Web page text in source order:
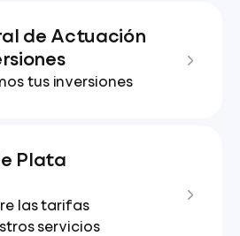
de Actuación
tus inversiones
Plata
las tarifas
servicios